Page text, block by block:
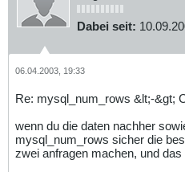
Dabei seit:
06.04.2003, 19:33
Re: mysql_num_rows &lt;-&gt;
wenn du die daten nachher
mysql_num_rows sicher die
zwei anfragen machen, und